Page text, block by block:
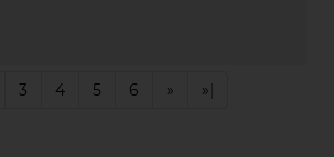
3 4 5 6 » »|